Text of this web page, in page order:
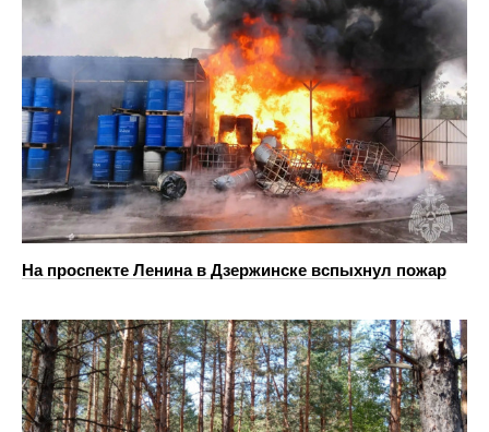
На проспекте Ленина в Дзержинске вспыхнул пожар